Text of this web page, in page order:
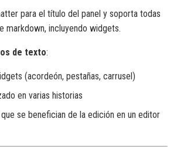
para el título del panel y soporta todas
markdown, incluyendo widgets.
de texto:
(acordeón, pestañas, carrusel)
en varias historias
se benefician de la edición en un editor